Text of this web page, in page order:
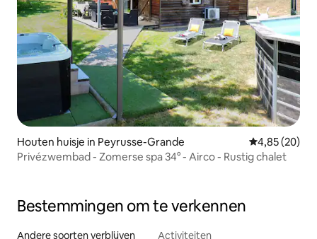
Houten huisje in Peyrusse-Grande Gemiddelde
4,85 (20)
Privézwembad - Zomerse spa 34° - Airco - Rustig chalet
Bestemmingen om te verkennen
Andere soorten verblijven Activiteiten